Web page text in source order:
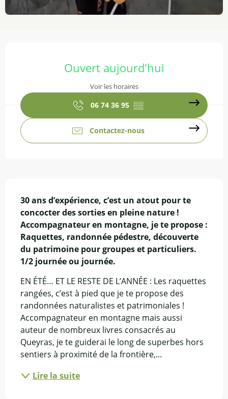
Ouvert aujourd'hui
Voir les horaires
06 74 36 95 ▒▒
Contactez-nous
30 ans d’expérience, c’est un atout pour te
concocter des sorties en pleine nature !
Accompagnateur en montagne, je te propose :
Raquettes, randonnée pédestre, découverte
du patrimoine pour groupes et particuliers.
1/2 journée ou journée.
EN ÉTÉ… ET LE RESTE DE L’ANNÉE : Les raquettes
rangées, c’est à pied que je te propose des
randonnées naturalistes et patrimoniales !
Accompagnateur en montagne mais aussi
auteur de nombreux livres consacrés au
Queyras, je te guiderai le long de superbes hors
sentiers à proximité de la frontière,...
Lire la suite